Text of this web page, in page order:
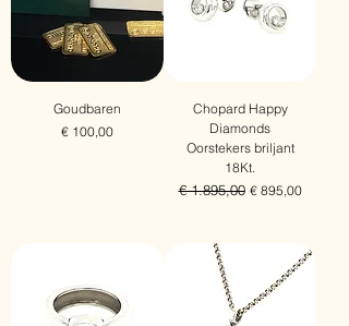
Goudbaren
Prijs
€ 100,00
Chopard Happy
Diamonds
Oorstekers briljant
18Kt.
Normale prijs
€ 1.895,00 Verkoopprijs
€ 895,00